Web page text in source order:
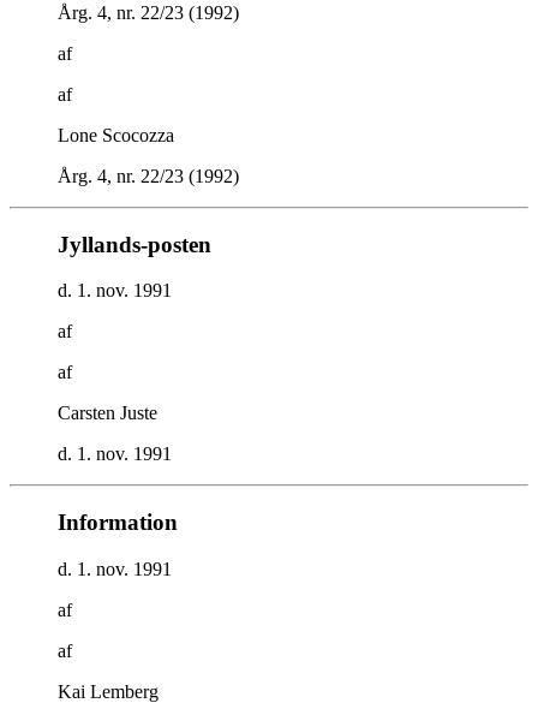
Årg. 4, nr. 22/23 (1992)
af
af
Lone Scocozza
Årg. 4, nr. 22/23 (1992)
Jyllands-posten
d. 1. nov. 1991
af
af
Carsten Juste
d. 1. nov. 1991
Information
d. 1. nov. 1991
af
af
Kai Lemberg